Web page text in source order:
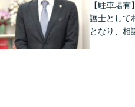
【駐車場
護士として
となり、相